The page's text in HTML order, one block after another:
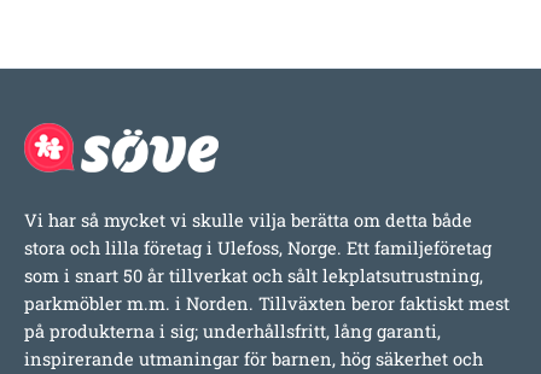
Vi har så mycket vi skulle vilja berätta om detta både
stora och lilla företag i Ulefoss, Norge. Ett familjeföretag
som i snart 50 år tillverkat och sålt lekplatsutrustning,
parkmöbler m.m. i Norden. Tillväxten beror faktiskt mest
på produkterna i sig; underhållsfritt, lång garanti,
inspirerande utmaningar för barnen, hög säkerhet och